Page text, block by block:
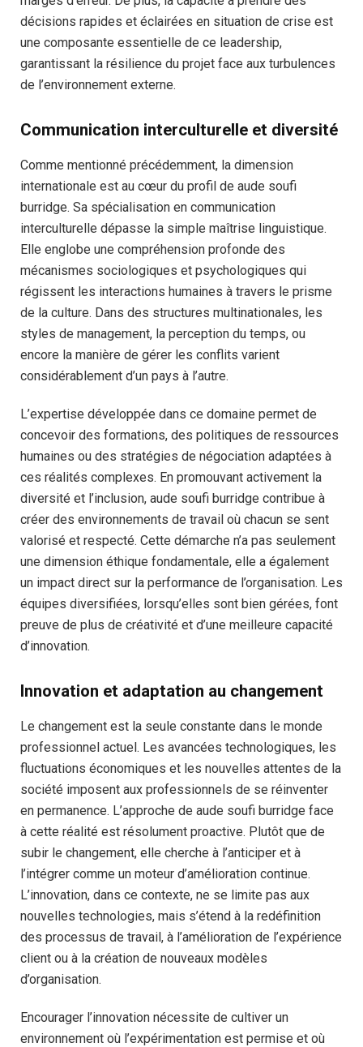
décisions rapides et éclairées en situation de crise est
une composante essentielle de ce leadership,
garantissant la résilience du projet face aux turbulences
de l’environnement externe.
Communication interculturelle et diversité
Comme mentionné précédemment, la dimension
internationale est au cœur du profil de aude soufi
burridge. Sa spécialisation en communication
interculturelle dépasse la simple maîtrise linguistique.
Elle englobe une compréhension profonde des
mécanismes sociologiques et psychologiques qui
régissent les interactions humaines à travers le prisme
de la culture. Dans des structures multinationales, les
styles de management, la perception du temps, ou
encore la manière de gérer les conflits varient
considérablement d’un pays à l’autre.
L’expertise développée dans ce domaine permet de
concevoir des formations, des politiques de ressources
humaines ou des stratégies de négociation adaptées à
ces réalités complexes. En promouvant activement la
diversité et l’inclusion, aude soufi burridge contribue à
créer des environnements de travail où chacun se sent
valorisé et respecté. Cette démarche n’a pas seulement
une dimension éthique fondamentale, elle a également
un impact direct sur la performance de l’organisation. Les
équipes diversifiées, lorsqu’elles sont bien gérées, font
preuve de plus de créativité et d’une meilleure capacité
d’innovation.
Innovation et adaptation au changement
Le changement est la seule constante dans le monde
professionnel actuel. Les avancées technologiques, les
fluctuations économiques et les nouvelles attentes de la
société imposent aux professionnels de se réinventer
en permanence. L’approche de aude soufi burridge face
à cette réalité est résolument proactive. Plutôt que de
subir le changement, elle cherche à l’anticiper et à
l’intégrer comme un moteur d’amélioration continue.
L’innovation, dans ce contexte, ne se limite pas aux
nouvelles technologies, mais s’étend à la redéfinition
des processus de travail, à l’amélioration de l’expérience
client ou à la création de nouveaux modèles
d’organisation.
Encourager l’innovation nécessite de cultiver un
environnement où l’expérimentation est permise et où